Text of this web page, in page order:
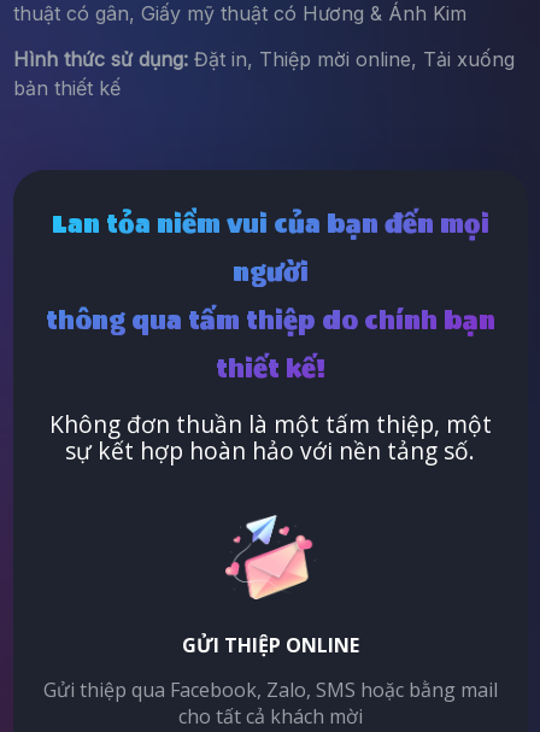
thuật có gân, Giấy mỹ thuật có Hương & Ánh Kim
Hình thức sử dụng:Đặt in, Thiệp mời online, Tải xuống
bản thiết kế
Lan tỏa niềm vui của bạn đến mọi
người
thông qua tấm thiệp do chính bạn
thiết kế!
Không đơn thuần là một tấm thiệp, một
sự kết hợp hoàn hảo với nền tảng số.
GỬI THIỆP ONLINE
Gửi thiệp qua Facebook, Zalo, SMS hoặc bằng mail
cho tất cả khách mời